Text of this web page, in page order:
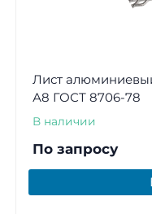
Лист
А8 ГОСТ 8706-78
В наличии
По запросу